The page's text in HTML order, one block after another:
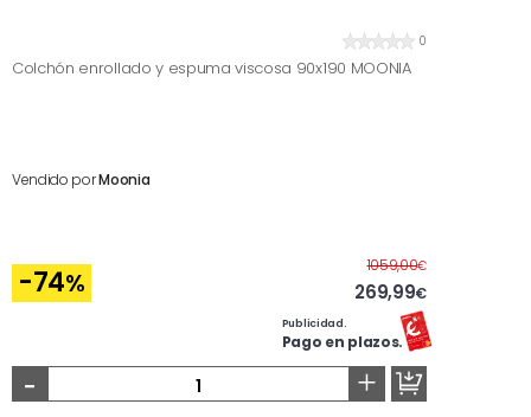
0
Colchón enrollado y espuma viscosa 90x190 MOONIA
Vendido porMoonia
-74%
1059,00€Antes
269,99€
Publicidad.
Pago en plazos.
- +